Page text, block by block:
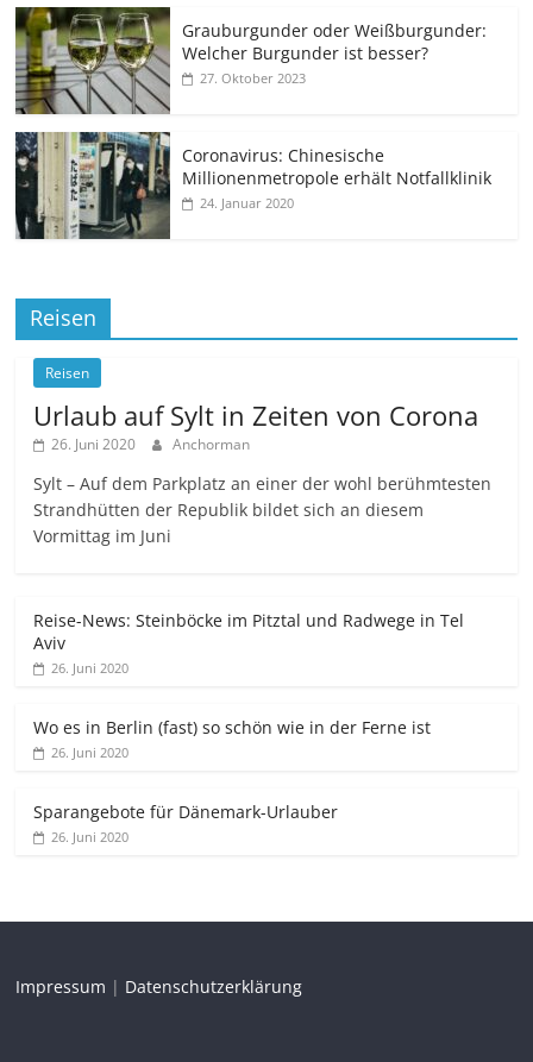
Grauburgunder oder Weißburgunder:
Welcher Burgunder ist besser?
27. Oktober 2023
Coronavirus: Chinesische
Millionenmetropole erhält Notfallklinik
24. Januar 2020
Reisen
Reisen
Urlaub auf Sylt in Zeiten von Corona
26. Juni 2020 Anchorman
Sylt – Auf dem Parkplatz an einer der wohl berühmtesten
Strandhütten der Republik bildet sich an diesem
Vormittag im Juni
Reise-News: Steinböcke im Pitztal und Radwege in Tel
Aviv
26. Juni 2020
Wo es in Berlin (fast) so schön wie in der Ferne ist
26. Juni 2020
Sparangebote für Dänemark-Urlauber
26. Juni 2020
Impressum | Datenschutzerklärung